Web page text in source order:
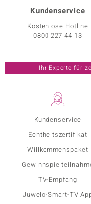
Kundenservice
Echtheitszertifikat
Willkommenspaket
TV-Empfang
Juwelo-Smart-TV
Kundenservice
Kostenlose Hotline
0800 227 44 13
Ihr Experte für